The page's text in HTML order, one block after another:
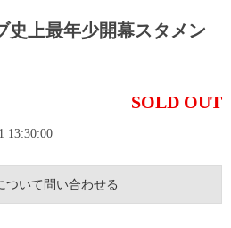
史上最年少開幕スタメン
SOLD OUT
13:30:00
ついて問い合わせる